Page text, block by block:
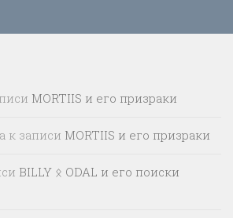
MORTIIS и его призраки
к записи MORTIIS и его призраки
BILLY ᛟ ODAL и его поиски